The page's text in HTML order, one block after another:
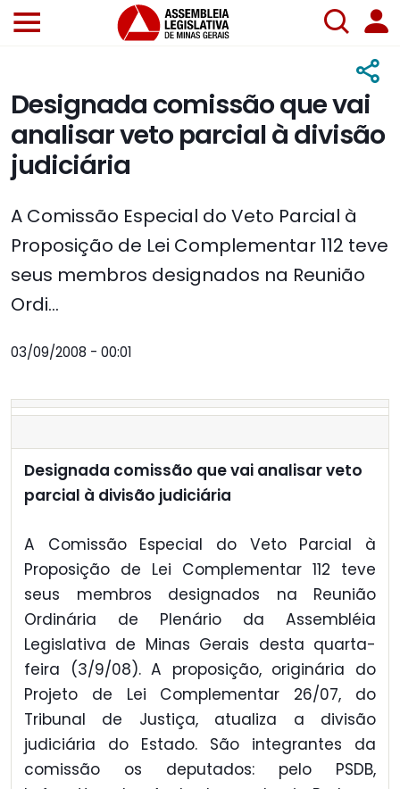
Designada comissão que vai
analisar veto parcial à divisão
judiciária
A Comissão Especial do Veto Parcial à
Proposição de Lei Complementar 112 teve
seus membros designados na Reunião
Ordi...
03/09/2008 - 00:01
Designada comissão que vai analisar veto
parcial à divisão judiciária
A Comissão Especial do Veto Parcial à
Proposição de Lei Complementar 112 teve
seus membros designados na Reunião
Ordinária de Plenário da Assembléia
Legislativa de Minas Gerais desta quarta-
feira (3/9/08). A proposição, originária do
Projeto de Lei Complementar 26/07, do
Tribunal de Justiça, atualiza a divisão
judiciária do Estado. São integrantes da
comissão os deputados: pelo PSDB,